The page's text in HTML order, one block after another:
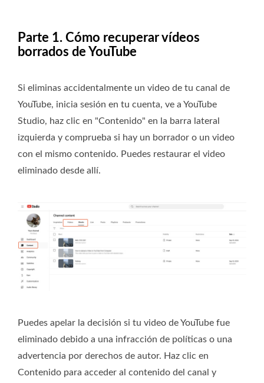
Parte 1. Cómo recuperar vídeos
borrados de YouTube
Si eliminas accidentalmente un video de tu canal de
YouTube, inicia sesión en tu cuenta, ve a YouTube
Studio, haz clic en "Contenido" en la barra lateral
izquierda y comprueba si hay un borrador o un video
con el mismo contenido. Puedes restaurar el video
eliminado desde allí.
Puedes apelar la decisión si tu video de YouTube fue
eliminado debido a una infracción de políticas o una
advertencia por derechos de autor. Haz clic en
Contenido para acceder al contenido del canal y